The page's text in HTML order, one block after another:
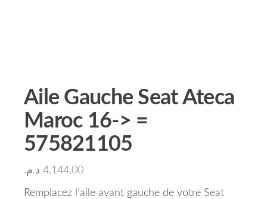
Aile Gauche Seat Ateca
Maroc 16-> =
575821105
4,144.00 د.م.
Remplacez l’aile avant gauche de votre Seat